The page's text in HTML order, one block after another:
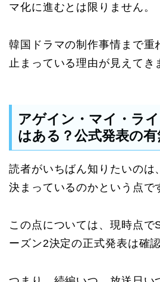
マ化に進むとは限りません。
韓国ドラマの制作事情まで重
止まっている理由が見えてき
アゲイン・マイ・ラ
はある？公式発表の有
読者がいちばん知りたいのは
決まっているのかという点で
この点については、現時点で
ーズン2決定の正式発表は確